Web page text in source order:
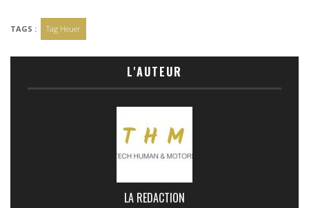
TAGS : Tag Heuer
L'AUTEUR
LA REDACTION